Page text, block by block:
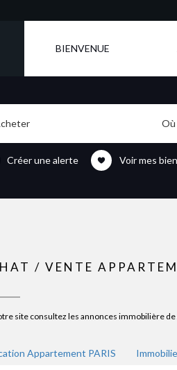
BIENVENUE
Où
Créer une alerte Voir mes
/ VENTE
site consultez les annonces immobilière
Appartement PARIS